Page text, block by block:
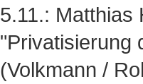
5.11.: Matthias
"Privatisierung
(Volkmann /